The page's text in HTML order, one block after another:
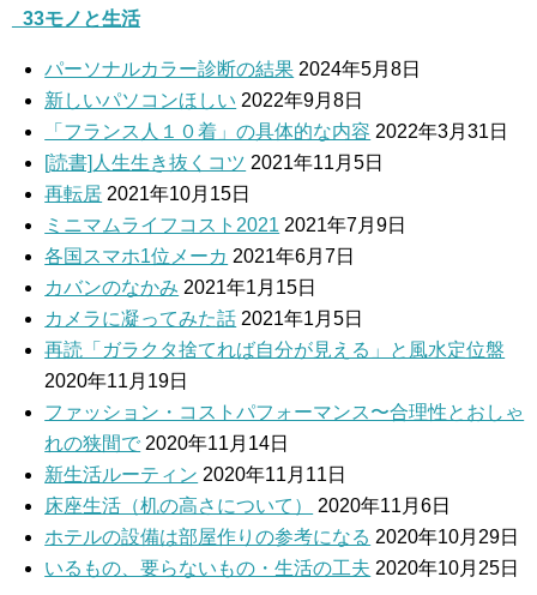
_33モノと生活
パーソナルカラー診断の結果 2024年5月8日
新しいパソコンほしい 2022年9月8日
「フランス人１０着」の具体的な内容 2022年3月31日
[読書]人生生き抜くコツ 2021年11月5日
再転居 2021年10月15日
ミニマムライフコスト2021 2021年7月9日
各国スマホ1位メーカ 2021年6月7日
カバンのなかみ 2021年1月15日
カメラに凝ってみた話 2021年1月5日
再読「ガラクタ捨てれば自分が見える」と風水定位盤
2020年11月19日
ファッション・コストパフォーマンス〜合理性とおしゃ
れの狭間で 2020年11月14日
新生活ルーティン 2020年11月11日
床座生活（机の高さについて）
2020年11月6日
ホテルの設備は部屋作りの参考になる 2020年10月29日
いるもの、要らないもの・生活の工夫 2020年10月25日